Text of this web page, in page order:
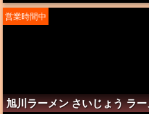
旭川ラーメン さいじょう ラ
営業時間中